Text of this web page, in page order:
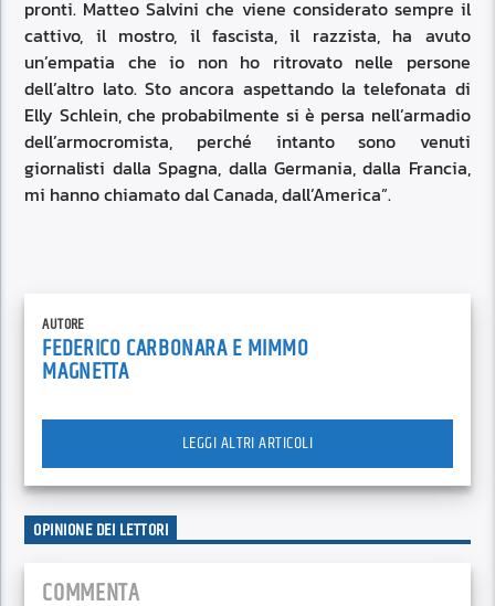
pronti. Matteo Salvini che viene considerato sempre il
cattivo, il mostro, il fascista, il razzista, ha avuto
un’empatia che io non ho ritrovato nelle persone
dell’altro lato. Sto ancora aspettando la telefonata di
Elly Schlein, che probabilmente si è persa nell’armadio
dell’armocromista, perché intanto sono venuti
giornalisti dalla Spagna, dalla Germania, dalla Francia,
mi hanno chiamato dal Canada, dall’America”.
AUTORE
FEDERICO CARBONARA E MIMMO
MAGNETTA
LEGGI ALTRI ARTICOLI
OPINIONE DEI LETTORI
COMMENTA